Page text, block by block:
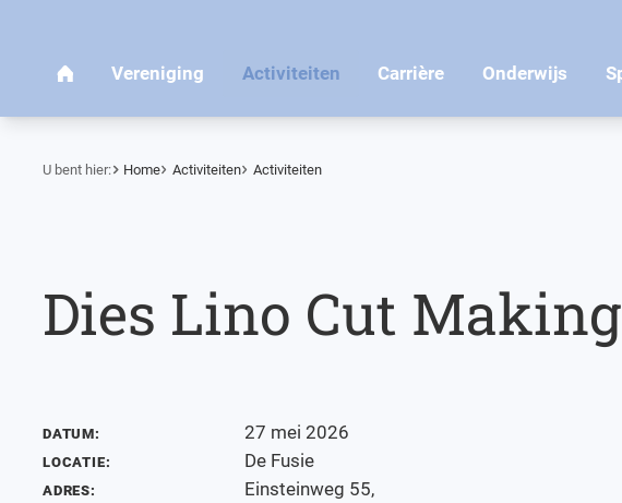
U bent hier: Home Activiteiten Activiteiten
Dies Lino Cut Making
DATUM: 27 mei 2026
LOCATIE: De Fusie
ADRES:
Einsteinweg 55,